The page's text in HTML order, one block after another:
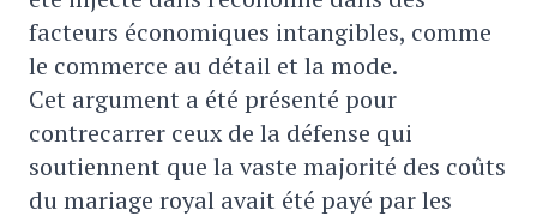
facteurs économiques intangibles, comme
le commerce au détail et la mode.
Cet argument a été présenté pour
contrecarrer ceux de la défense qui
soutiennent que la vaste majorité des coûts
du mariage royal avait été payé par les